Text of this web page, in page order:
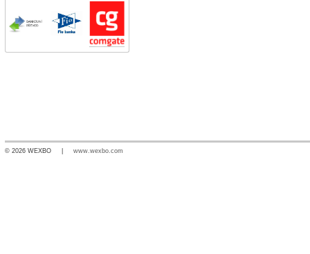
© 2026 WEXBO | www.wexbo.com